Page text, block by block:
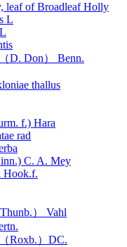
leaf of Broadleaf Holly
L
D. Don） Benn.
thallus
f.) Hara
rad
C. A. Mey
Hook.f.
） Vahl
Roxb.）DC.